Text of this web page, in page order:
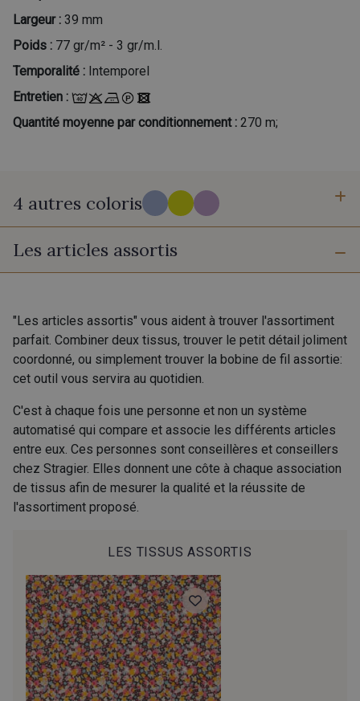
Largeur : 39 mm
Poids : 77 gr/m² - 3 gr/m.l.
Temporalité : Intemporel
Entretien :
Quantité moyenne par conditionnement : 270 m;
4 autres coloris
R - Blues
Les articles assortis
"Les articles assortis" vous aident à trouver l'assortiment
parfait. Combiner deux tissus, trouver le petit détail joliment
coordonné, ou simplement trouver la bobine de fil assortie:
cet outil vous servira au quotidien.
C'est à chaque fois une personne et non un système
automatisé qui compare et associe les différents articles
entre eux. Ces personnes sont conseillères et conseillers
chez Stragier. Elles donnent une côte à chaque association
de tissus afin de mesurer la qualité et la réussite de
l'assortiment proposé.
LES TISSUS ASSORTIS